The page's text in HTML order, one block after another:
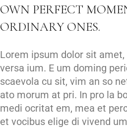
OWN PERFECT
ORDINARY ONES.
Lorem ipsum dolor sit
versa ium. E um doming
scaevola cu sit, vim an so
ato morum at pri. In pro la
medi ocritat em, mea et
et vocibus elige di vivend